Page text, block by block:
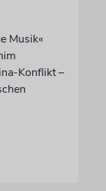
Musik«
Konflikt –